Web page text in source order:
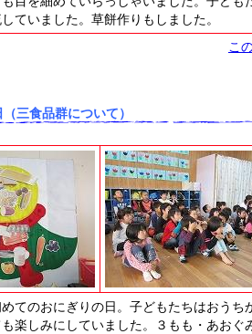
ていました。草餅作りもしました。
こ
三食品群について）
てのおにぎりの日。子どもたちはおう
楽しみにしていました。３もも・あおぐ